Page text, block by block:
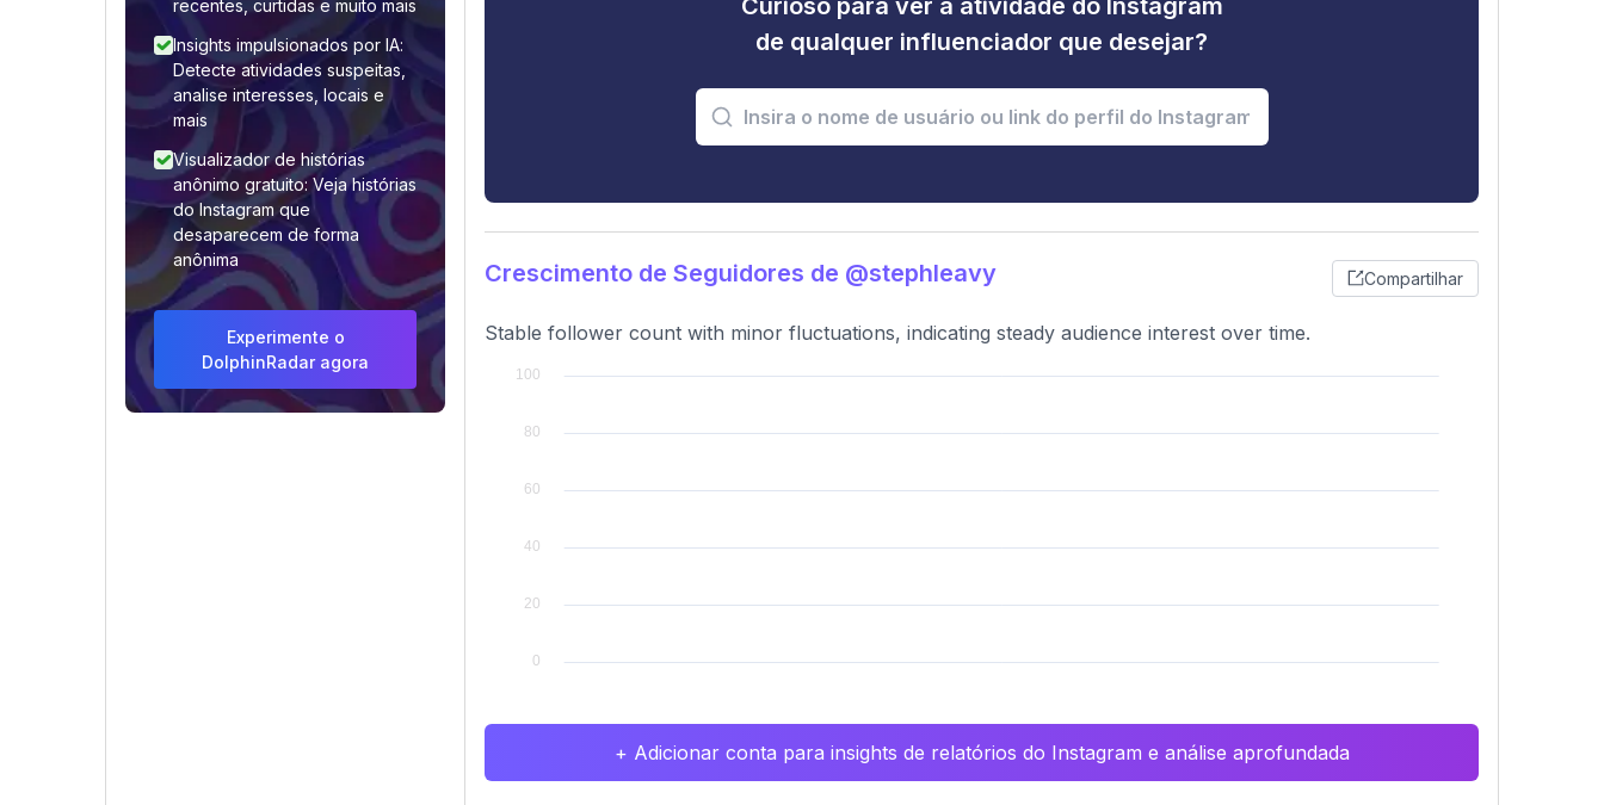
recentes, curtidas e muito mais
Insights impulsionados por IA:
Detecte atividades suspeitas,
analise interesses, locais e
mais
Visualizador de histórias
anônimo gratuito: Veja histórias
do Instagram que
desaparecem de forma
anônima
Experimente o
DolphinRadar agora
Curioso para ver a atividade do Instagram
de qualquer influenciador que desejar?
Crescimento de Seguidores de @stephleavy Compartilhar
Stable follower count with minor fluctuations, indicating steady audience interest over time.
+ Adicionar conta para insights de relatórios do Instagram e análise aprofundada